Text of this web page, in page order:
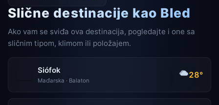
Slične destinacije kao Bled
Ako vam se sviđa ova destinacija, pogledajte i one sa
sličnim tipom, klimom ili položajem.
Siófok
Mađarska · Balaton
28°